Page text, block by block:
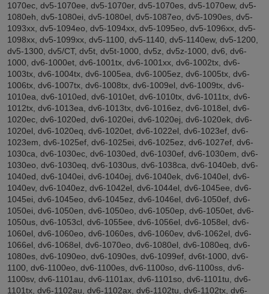
1070ec, dv5-1070ee, dv5-1070er, dv5-1070es, dv5-1070ew, dv5-
1080eh, dv5-1080ei, dv5-1080el, dv5-1087eo, dv5-1090es, dv5-
1093xx, dv5-1094eo, dv5-1094xx, dv5-1095eo, dv5-1096xx, dv5-
1098xx, dv5-1099xx, dv5-1100, dv5-1140, dv5-1140ew, dv5-1200,
dv5-1300, dv5/CT, dv5t, dv5t-1000, dv5z, dv5z-1000, dv6, dv6-
1000, dv6-1000et, dv6-1001tx, dv6-1001xx, dv6-1002tx, dv6-
1003tx, dv6-1004tx, dv6-1005ea, dv6-1005ez, dv6-1005tx, dv6-
1006tx, dv6-1007tx, dv6-1008tx, dv6-1009el, dv6-1009tx, dv6-
1010ea, dv6-1010ed, dv6-1010et, dv6-1010tx, dv6-1011tx, dv6-
1012tx, dv6-1013ea, dv6-1013tx, dv6-1016ez, dv6-1018el, dv6-
1020ec, dv6-1020ed, dv6-1020ei, dv6-1020ej, dv6-1020ek, dv6-
1020el, dv6-1020eq, dv6-1020et, dv6-1022el, dv6-1023ef, dv6-
1023em, dv6-1025ef, dv6-1025ei, dv6-1025ez, dv6-1027ef, dv6-
1030ca, dv6-1030ec, dv6-1030ed, dv6-1030ef, dv6-1030em, dv6-
1030eo, dv6-1030eq, dv6-1030us, dv6-1038ca, dv6-1040eb, dv6-
1040ed, dv6-1040ei, dv6-1040ej, dv6-1040ek, dv6-1040el, dv6-
1040ev, dv6-1040ez, dv6-1042el, dv6-1044el, dv6-1045ee, dv6-
1045ei, dv6-1045eo, dv6-1045ez, dv6-1046el, dv6-1050ef, dv6-
1050ei, dv6-1050en, dv6-1050eo, dv6-1050ep, dv6-1050et, dv6-
1050us, dv6-1053cl, dv6-1055ee, dv6-1056el, dv6-1058el, dv6-
1060el, dv6-1060eo, dv6-1060es, dv6-1060ev, dv6-1062el, dv6-
1066el, dv6-1068el, dv6-1070eo, dv6-1080el, dv6-1080eq, dv6-
1080es, dv6-1090eo, dv6-1090es, dv6-1099ef, dv6t-1000, dv6-
1100, dv6-1100eo, dv6-1100es, dv6-1100so, dv6-1100ss, dv6-
1100sv, dv6-1101au, dv6-1101ax, dv6-1101so, dv6-1101tu, dv6-
1101tx, dv6-1102au, dv6-1102ax, dv6-1102tu, dv6-1102tx, dv6-